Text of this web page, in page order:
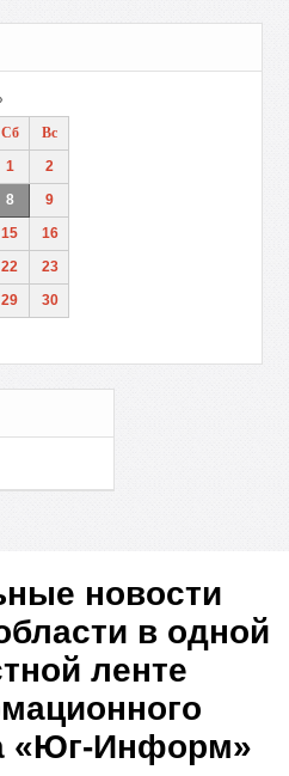
Сб
Вс
1
2
8
9
15
16
22
23
29
30
новости
в одной
ленте
«Юг-Информ»